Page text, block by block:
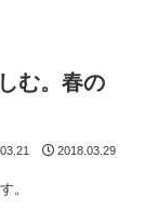
む。春の
2018.03.29
。